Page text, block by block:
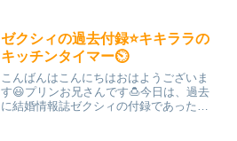
で、リトルツインスターズとマイメロデ
ィのターン！キキララさん＆...
ゼクシィの過去付録⭐️キキララの
キッチンタイマー⏲
こんばんはこんにちはおはようございま
す😃プリンお兄さんです🍮今日は、過去
に結婚情報誌ゼクシィの付録であったグ